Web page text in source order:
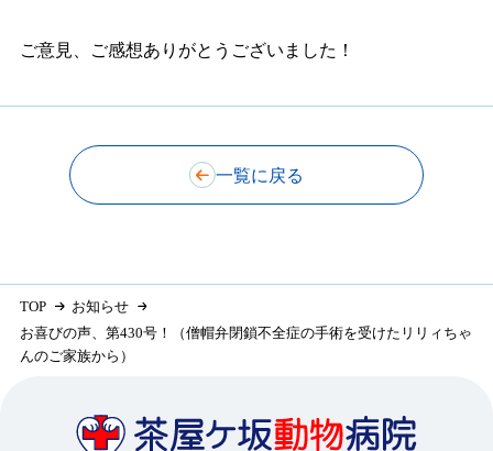
ご意見、ご感想ありがとうございました！
一覧に戻る
TOP
お知らせ
お喜びの声、第430号！（僧帽弁閉鎖不全症の手術を受けたリリィちゃ
んのご家族から）